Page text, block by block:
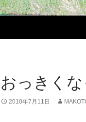
おっきくな
2010年7月11日